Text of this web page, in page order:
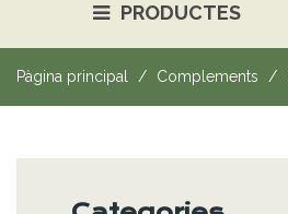
PRODUCTES
Pàgina principal Complements